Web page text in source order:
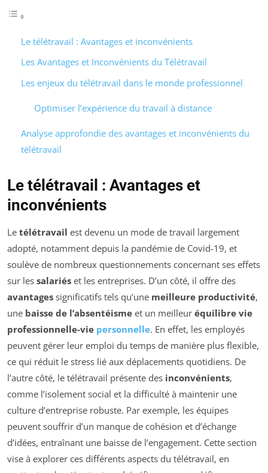
Le télétravail : Avantages et inconvénients
Les Avantages et Inconvénients du Télétravail
Les enjeux du télétravail dans le monde professionnel
Optimiser l’expérience du travail à distance
Analyse approfondie des avantages et inconvénients du
télétravail
Le télétravail : Avantages et
inconvénients
Le télétravail est devenu un mode de travail largement
adopté, notamment depuis la pandémie de Covid-19, et
soulève de nombreux questionnements concernant ses effets
sur les salariés et les entreprises. D’un côté, il offre des
avantages significatifs tels qu’une meilleure productivité,
une baisse de l’absentéisme et un meilleur équilibre vie
professionnelle-vie personnelle. En effet, les employés
peuvent gérer leur emploi du temps de manière plus flexible,
ce qui réduit le stress lié aux déplacements quotidiens. De
l’autre côté, le télétravail présente des inconvénients,
comme l’isolement social et la difficulté à maintenir une
culture d’entreprise robuste. Par exemple, les équipes
peuvent souffrir d’un manque de cohésion et d’échange
d’idées, entraînant une baisse de l’engagement. Cette section
vise à explorer ces différents aspects du télétravail, en